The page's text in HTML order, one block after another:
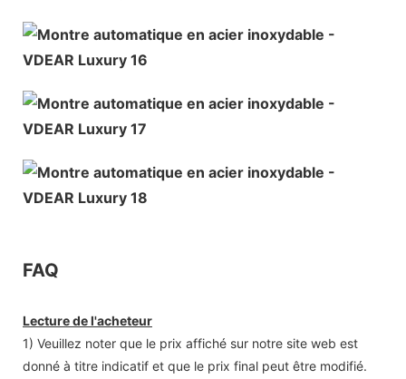
FAQ
Lecture de l'acheteur
1) Veuillez noter que le prix affiché sur notre site web est
donné à titre indicatif et que le prix final peut être modifié.